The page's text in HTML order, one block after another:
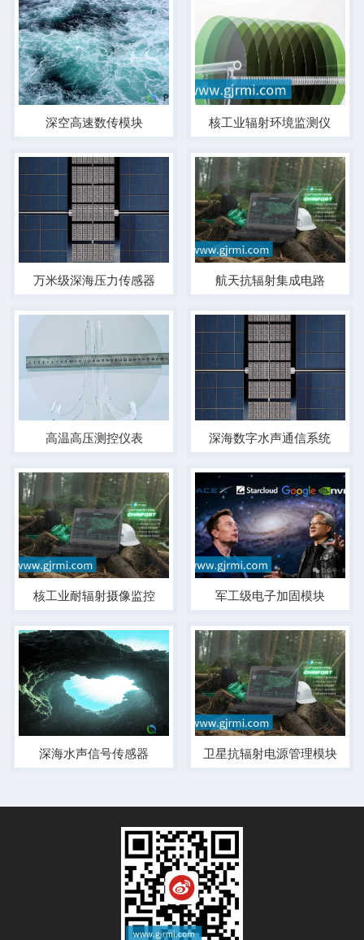
深空高速数传模块 核工业辐射环境监测仪
万米级深海压力传感器 航天抗辐射集成电路
高温高压测控仪表 深海数字水声通信系统
核工业耐辐射摄像监控 军工级电子加固模块
深海水声信号传感器 卫星抗辐射电源管理模块